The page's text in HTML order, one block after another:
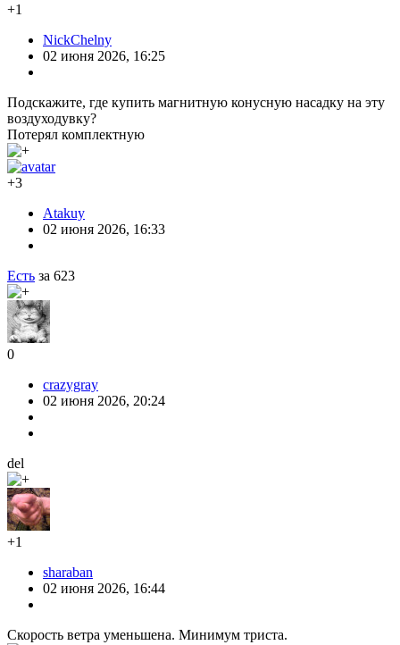
+1
NickChelny
02 июня 2026, 16:25
Подскажите, где купить магнитную конусную насадку на эту
воздуходувку?
Потерял комплектную
+3
Atakuy
02 июня 2026, 16:33
Есть за 623
0
crazygray
02 июня 2026, 20:24
del
+1
sharaban
02 июня 2026, 16:44
Скорость ветра уменьшена. Минимум триста.